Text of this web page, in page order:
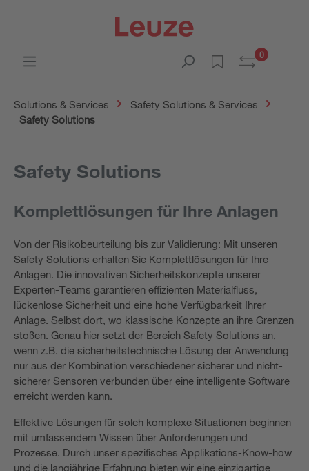
0
Solutions & Services
Safety Solutions & Services
Safety Solutions
Safety Solutions
Komplettlösungen für Ihre Anlagen
Von der Risikobeurteilung bis zur Validierung: Mit unseren
Safety Solutions erhalten Sie Komplettlösungen für Ihre
Anlagen. Die innovativen Sicherheitskonzepte unserer
Experten-Teams garantieren effizienten Materialfluss,
lückenlose Sicherheit und eine hohe Verfügbarkeit Ihrer
Anlage. Selbst dort, wo klassische Konzepte an ihre Grenzen
stoßen. Genau hier setzt der Bereich Safety Solutions an,
wenn z.B. die sicherheitstechnische Lösung der Anwendung
nur aus der Kombination verschiedener sicherer und nicht-
sicherer Sensoren verbunden über eine intelligente Software
erreicht werden kann.
Effektive Lösungen für solch komplexe Situationen beginnen
mit umfassendem Wissen über Anforderungen und
Prozesse. Durch unser spezifisches Applikations-Know-how
und die langjährige Erfahrung bieten wir eine einzigartige